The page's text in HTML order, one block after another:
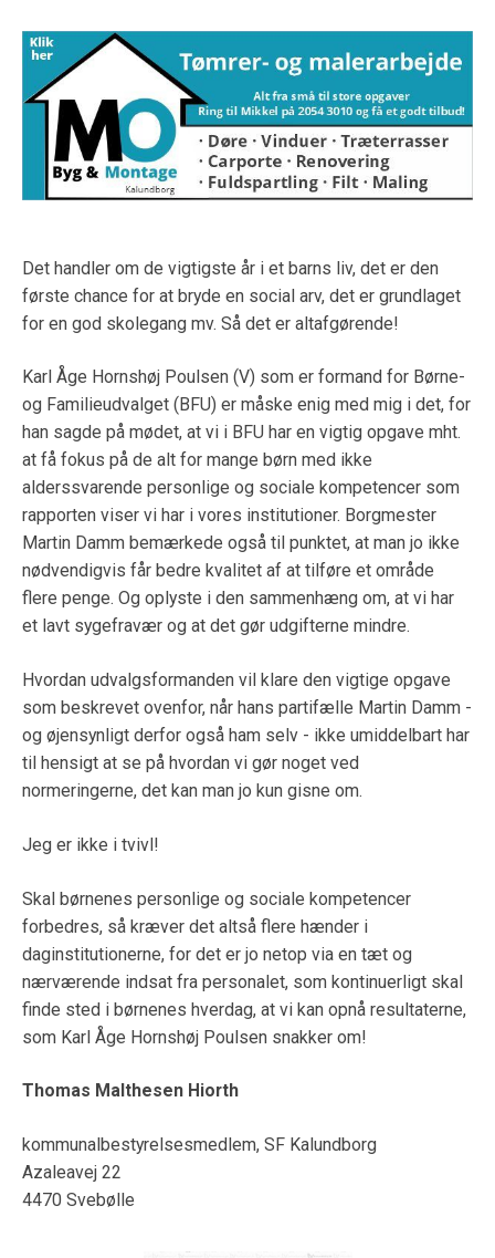
Det handler om de vigtigste år i et barns liv, det er den
første chance for at bryde en social arv, det er grundlaget
for en god skolegang mv. Så det er altafgørende!
Karl Åge Hornshøj Poulsen (V) som er formand for Børne-
og Familieudvalget (BFU) er måske enig med mig i det, for
han sagde på mødet, at vi i BFU har en vigtig opgave mht.
at få fokus på de alt for mange børn med ikke
alderssvarende personlige og sociale kompetencer som
rapporten viser vi har i vores institutioner. Borgmester
Martin Damm bemærkede også til punktet, at man jo ikke
nødvendigvis får bedre kvalitet af at tilføre et område
flere penge. Og oplyste i den sammenhæng om, at vi har
et lavt sygefravær og at det gør udgifterne mindre.
Hvordan udvalgsformanden vil klare den vigtige opgave
som beskrevet ovenfor, når hans partifælle Martin Damm -
og øjensynligt derfor også ham selv - ikke umiddelbart har
til hensigt at se på hvordan vi gør noget ved
normeringerne, det kan man jo kun gisne om.
Jeg er ikke i tvivl!
Skal børnenes personlige og sociale kompetencer
forbedres, så kræver det altså flere hænder i
daginstitutionerne, for det er jo netop via en tæt og
nærværende indsat fra personalet, som kontinuerligt skal
finde sted i børnenes hverdag, at vi kan opnå resultaterne,
som Karl Åge Hornshøj Poulsen snakker om!
Thomas Malthesen Hiorth
kommunalbestyrelsesmedlem, SF Kalundborg
Azaleavej 22
4470 Svebølle